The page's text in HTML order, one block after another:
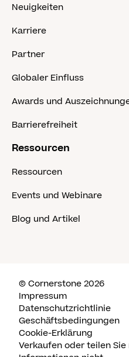
Neuigkeiten
Karriere
Partner
Globaler Einfluss
Awards und
Barrierefreiheit
Ressourcen
Ressourcen
Events und Webinare
Blog und Artikel
© Cornerstone 2026
Impressum
Datenschutzrichtlinie
Geschäftsbedingungen
Cookie-Erklärung
Verkaufen oder teilen